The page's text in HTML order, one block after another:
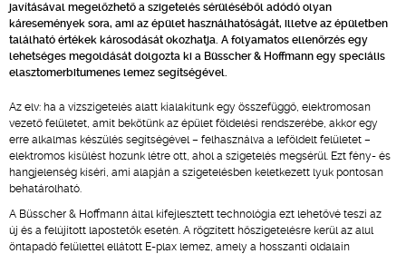
javításával megelőzhető a szigetelés sérüléséből adódó olyan
káresemények sora, ami az épület használhatóságát, illetve az épületben
található értékek károsodását okozhatja. A folyamatos ellenőrzés egy
lehetséges megoldását dolgozta ki a Büsscher & Hoffmann egy speciális
elasztomerbitumenes lemez segítségével.
Az elv: ha a vízszigetelés alatt kialakítunk egy összefüggő, elektromosan
vezető felületet, amit bekötünk az épület földelési rendszerébe, akkor egy
erre alkalmas készülés segítségével – felhasználva a leföldelt felületet –
elektromos kisülést hozunk létre ott, ahol a szigetelés megsérül. Ezt fény- és
hangjelenség kíséri, ami alapján a szigetelésben keletkezett lyuk pontosan
behatárolható.
A Büsscher & Hoffmann által kifejlesztett technológia ezt lehetővé teszi az
új és a felújított lapostetők esetén. A rögzített hőszigetelésre kerül az alul
öntapadó felülettel ellátott E-plax lemez, amely a hosszanti oldalain